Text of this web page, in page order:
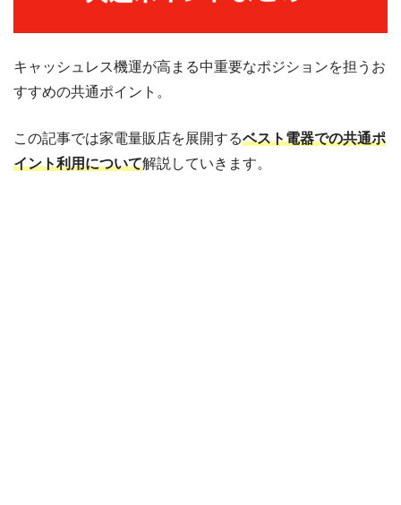
キャッシュレス機運が高まる中重要なポジションを担うお
すすめの共通ポイント。
この記事では家電量販店を展開するベスト電器での共通ポ
イント利用について解説していきます。